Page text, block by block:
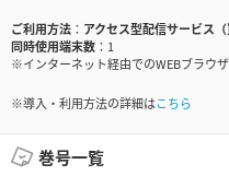
ご利用方法
アクセス型配信サービス（
同時使用端末数
1
※インターネット経由でのWEBブラウ
※導入・利用方法の詳細はこちら
巻号一覧